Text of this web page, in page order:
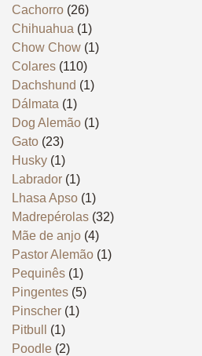
Cachorro (26)
Chihuahua (1)
Chow Chow (1)
Colares (110)
Dachshund (1)
Dálmata (1)
Dog Alemão (1)
Gato (23)
Husky (1)
Labrador (1)
Lhasa Apso (1)
Madrepérolas (32)
Mãe de anjo (4)
Pastor Alemão (1)
Pequinês (1)
Pingentes (5)
Pinscher (1)
Pitbull
(1)
Poodle (2)